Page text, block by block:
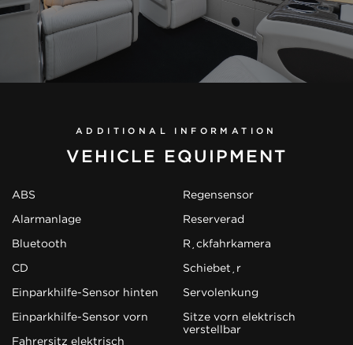
ADDITIONAL INFORMATION
VEHICLE EQUIPMENT
ABS
Alarmanlage
Bluetooth
CD
Einparkhilfe-Sensor hinten
Einparkhilfe-Sensor vorn
Fahrersitz elektrisch
Regensensor
Reserverad
Rückfahrkamera
Schiebetür
Servolenkung
Sitze vorn elektrisch
verstellbar